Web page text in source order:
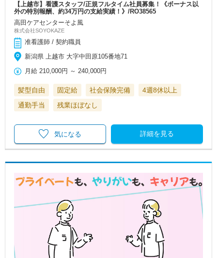
【上越市】看護スタッフ/正規フルタイム社員募集！《ボーナス以
外の特別報酬、約34万円の支給実績！》/RO38565
高田ケアセンターそよ風
株式会社SOYOKAZE
准看護師 / 契約職員
新潟県 上越市 大字中田原105番地71
月給 210,000円 ～240,000円
髪型自由 固定給 社会保険完備
4週8休以上
通勤手当
残業ほぼなし
詳細を見る
気になる